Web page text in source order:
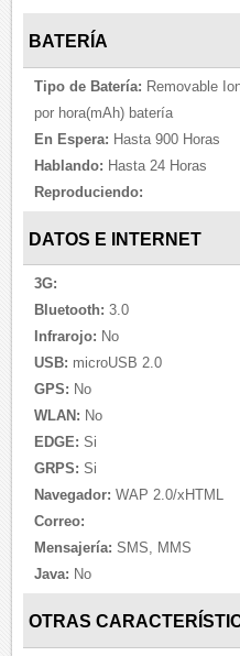
BATERÍA
Tipo de Batería: Removable
por hora(mAh) batería
En Espera: Hasta 900 Horas
Hablando: Hasta 24 Horas
Reproduciendo:
DATOS E INTERNET
3G:
Bluetooth: 3.0
Infrarojo: No
USB: microUSB 2.0
GPS: No
WLAN: No
EDGE: Si
GRPS: Si
Navegador: WAP 2.0/xHTML
Correo:
Mensajería: SMS, MMS
Java: No
OTRAS